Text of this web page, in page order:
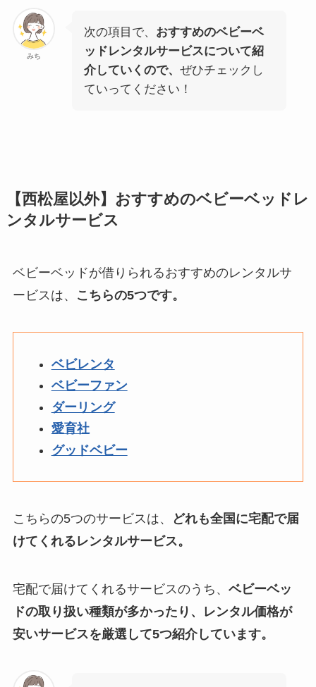
みち
次の項目で、 おすすめのベビーベ
ッドレンタルサービスについて紹
介していくので、 ぜひチェックし
ていってください！
【西松屋以外】おすすめのベビーベッドレ
ンタルサービス
ベビーベッドが借りられるおすすめのレンタルサ
ービスは、
こちらの5つです。
ベビレンタ
ベビーファン
ダーリング
愛育社
グッドベビー
こちらの5つのサービスは、
どれも全国に宅配で届
けてくれるレンタルサービス。
宅配で届けてくれるサービスのうち、 ベビーベッ
ドの取り扱い種類が多かったり、レンタル価格が
安いサービスを厳選して5つ紹介しています。